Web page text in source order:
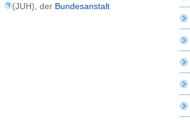
(JUH), der Bundesanstalt